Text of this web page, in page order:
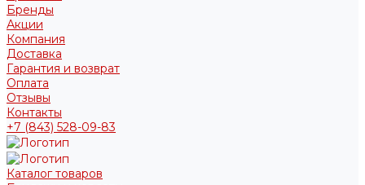
Бренды
Акции
Компания
Доставка
Гарантия и возврат
Оплата
Отзывы
Контакты
+7 (843) 528-09-83
Каталог товаров